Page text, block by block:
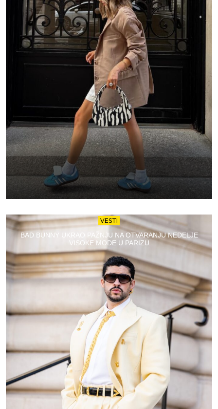
VESTI
BAD BUNNY UKRAO PAŽNJU NA OTVARANJU NEDELJE
VISOKE MODE U PARIZU